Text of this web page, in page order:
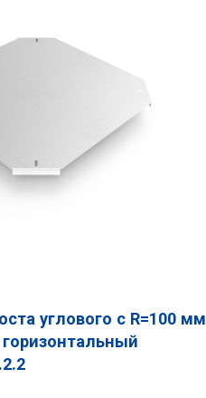
углового с R=100 мм